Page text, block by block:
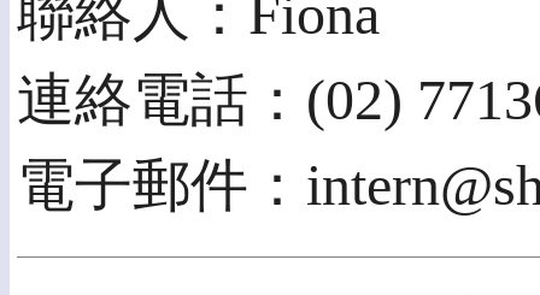
聯絡人：Fiona
連絡電話：(02)
電子郵件：